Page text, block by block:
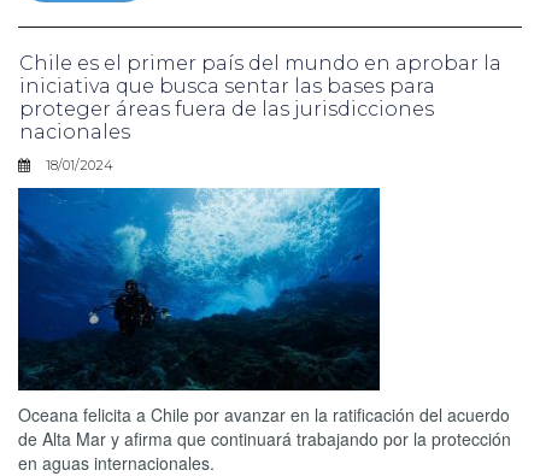
Chile es el primer país del mundo en aprobar la
iniciativa que busca sentar las bases para
proteger áreas fuera de las jurisdicciones
nacionales
18/01/2024
Oceana felicita a Chile por avanzar en la ratificación del acuerdo
de Alta Mar y afirma que continuará trabajando por la protección
en aguas internacionales.